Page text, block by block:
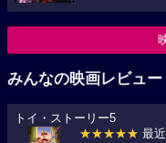
みんなの映画レビュー
トイ・ストーリー5
★★★★★ 最